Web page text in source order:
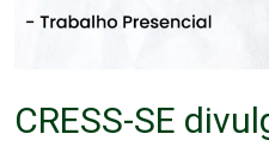
CRESS-SE